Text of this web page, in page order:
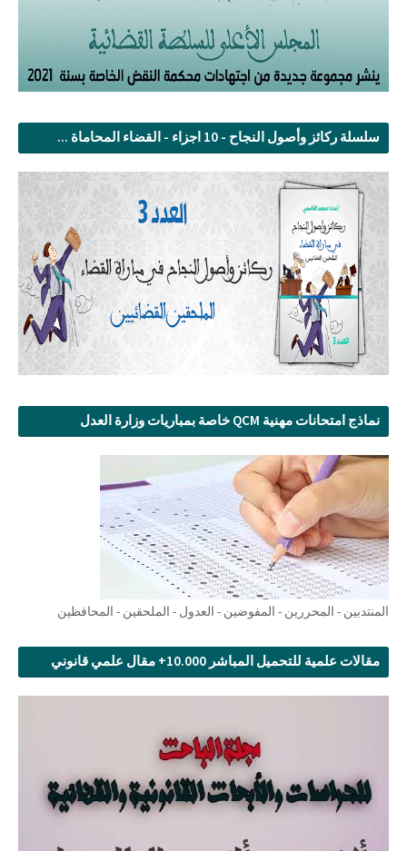
سلسلة ركائز وأصول النجاح - 10 اجزاء - القضاء المحاماة ...
نماذج امتحانات مهنية QCM خاصة بمباريات وزارة العدل
المنتدبين - المحررين - المفوضين - العدول - الملحقين - المحافظين
مقالات علمية للتحميل المباشر 10.000+ مقال علمي قانوني